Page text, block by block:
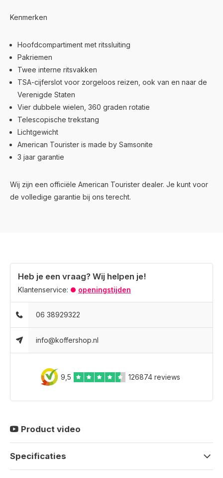
Kenmerken
Hoofdcompartiment met ritssluiting
Pakriemen
Twee interne ritsvakken
TSA-cijferslot voor zorgeloos reizen, ook van en naar de
Verenigde Staten
Vier dubbele wielen, 360 graden rotatie
Telescopische trekstang
Lichtgewicht
American Tourister is made by Samsonite
3 jaar garantie
Wij zijn een officiële American Tourister dealer. Je kunt voor
de volledige garantie bij ons terecht.
Heb je een vraag? Wij helpen je!
Klantenservice: openingstijden
06 38929322
info@koffershop.nl
9,5 126874 reviews
Product video
Specificaties